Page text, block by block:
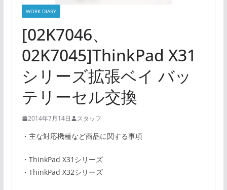
WORK DIARY
[02K7046、
02K7045]ThinkPad X31
シリーズ拡張ベイ バッ
テリーセル交換
2014年7月14日 スタッフ
・主な対応機種など商品に関する事項
・ThinkPad X31シリーズ
・ThinkPad X32シリーズ